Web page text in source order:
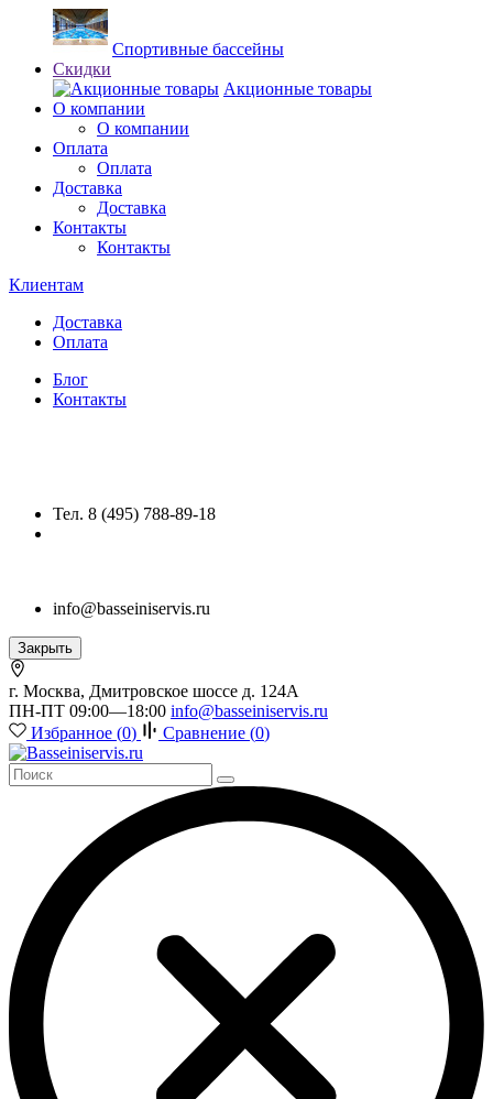
Спортивные бассейны
Скидки
Акционные товары
О компании
О компании
Оплата
Оплата
Доставка
Доставка
Контакты
Контакты
Клиентам
Доставка
Оплата
Блог
Контакты
Тел. 8 (495) 788-89-18
info@basseiniservis.ru
Закрыть
г. Москва, Дмитровское шоссе д. 124А
ПН-ПТ 09:00—18:00 info@basseiniservis.ru
Избранное (0) Сравнение (0)